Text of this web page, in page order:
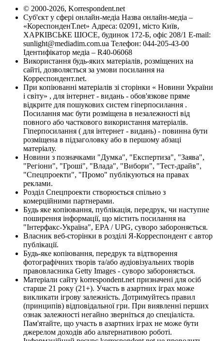
© 2000-2026, Korrespondent.net
Суб'єкт у сфері онлайн-медіа Назва онлайн-медіа –
«КореспонденТ.net» Адреса: 02091, місто Київ,
ХАРКІВСЬКЕ ШОСЕ, будинок 172-Б, офіс 208/1 E-mail:
sunlight@mediadim.com.ua Телефон: 044-205-43-00
Ідентифікатор медіа – R40-06068
Використання будь-яких матеріалів, розміщених на
сайті, дозволяється за умови посилання на
Корреспондент.net.
При копіюванні матеріалів зі сторінки « Новини України
і світу» , для інтернет - видань - обов'язкове пряме
відкрите для пошукових систем гіперпосилання .
Посилання має бути розміщена в незалежності від
повного або часткового використання матеріалів.
Гіперпосилання ( для інтернет - видань) - повинна бути
розміщена в підзаголовку або в першому абзаці
матеріалу.
Новини з позначками "Думка", "Експертиза", "Заява",
"Регіони", "Гроші", "Влада", "Вибори", "Тест-драйв",
"Спецпроекти", "Промо" публікуються на правах
реклами.
Розділ Спецпроекти створюється спільно з
комерційними партнерами.
Будь яке копіювання, публікація, передрук, чи наступне
поширення інформації, що містить посилання на
"Інтерфакс-Україна", EPA / UPG, суворо забороняється.
Власник веб-сторінки в розділі Я-Корреспондент є автор
публікації.
Будь-яке копіювання, передрук та відтворення
фотографічних творів та/або аудіовізуальних творів
правовласника Getty Images - суворо забороняється.
Матеріали сайту korrespondent.net призначені для осіб
старше 21 року (21+). Участь в азартних іграх може
викликати ігрову залежність. Дотримуйтесь правил
(принципів) відповідальної гри. При виявленні перших
ознак залежності негайно зверніться до спеціаліста.
Пам'ятайте, що участь в азартних іграх не може бути
джерелом доходів або альтернативою роботі.